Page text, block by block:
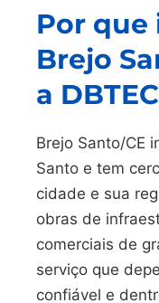
Por que
Brejo
a DBTEC
Brejo Santo/CE
Santo e tem
cidade e sua
obras de
comerciais de
serviço que
confiável e